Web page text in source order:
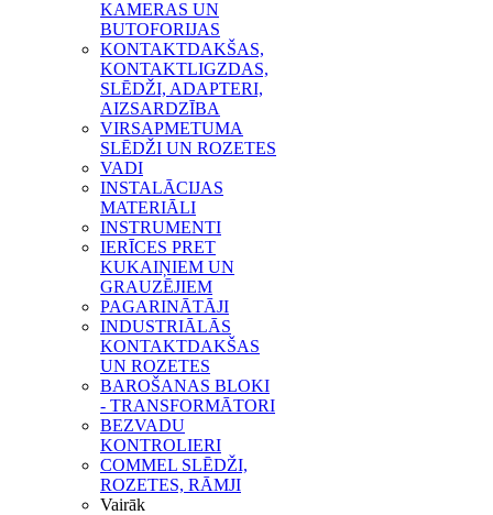
KAMERAS UN
BUTOFORIJAS
KONTAKTDAKŠAS,
KONTAKTLIGZDAS,
SLĒDŽI, ADAPTERI,
AIZSARDZĪBA
VIRSAPMETUMA
SLĒDŽI UN ROZETES
VADI
INSTALĀCIJAS
MATERIĀLI
INSTRUMENTI
IERĪCES PRET
KUKAIŅIEM UN
GRAUZĒJIEM
PAGARINĀTĀJI
INDUSTRIĀLĀS
KONTAKTDAKŠAS
UN ROZETES
BAROŠANAS BLOKI
- TRANSFORMĀTORI
BEZVADU
KONTROLIERI
COMMEL SLĒDŽI,
ROZETES, RĀMJI
Vairāk